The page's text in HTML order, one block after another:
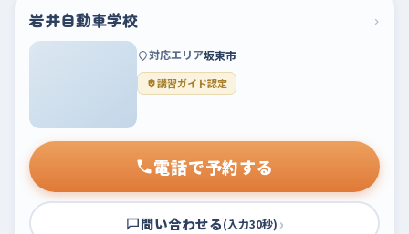
岩井自動車学校 ›
対応エリア坂東市
講習ガイド認定
電話で予約する
問い合わせる(入力30秒) ›